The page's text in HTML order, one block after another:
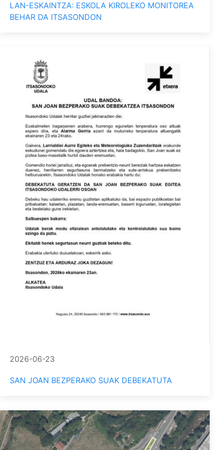
LAN-ESKAINTZA: ESKOLA KIROLEKO MONITOREA
BEHAR DA ITSASONDON
2026-06-23
SAN JOAN BEZPERAKO SUAK DEBEKATUTA